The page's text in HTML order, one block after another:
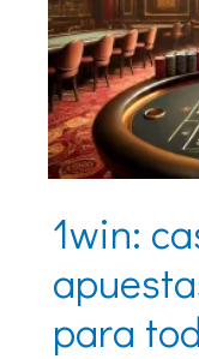
1win:
para